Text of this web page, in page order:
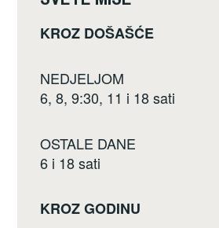
k
KROZ DOŠAŠĆE
NEDJELJOM
6, 8, 9:30, 11 i 18 sati
OSTALE DANE
6 i 18 sati
KROZ GODINU